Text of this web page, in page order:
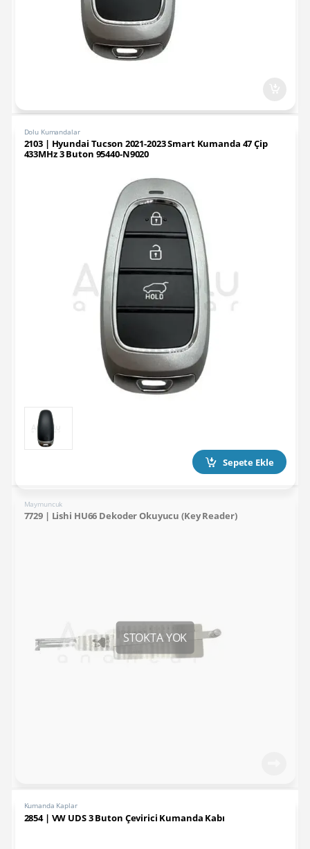
Dolu Kumandalar
2103 | Hyundai Tucson 2021-2023 Smart Kumanda 47 Çip
433MHz 3 Buton 95440-N9020
Sepete Ekle
Maymuncuk
7729 | Lishi HU66 Dekoder Okuyucu (Key Reader)
Kumanda Kaplar
2854 | VW UDS 3 Buton Çevirici Kumanda Kabı